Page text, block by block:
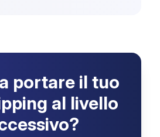
portare il tuo
al livello